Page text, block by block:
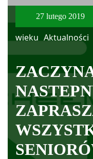
27 lutego 2019
wieku Aktualności